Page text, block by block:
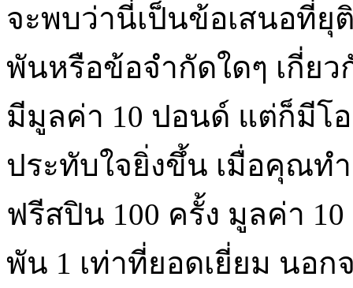
จะพบว่านี่เป็นข้อเสนอที่ยุ
พันหรือข้อจำกัดใดๆ เกี่ย
มีมูลค่า 10 ปอนด์ แต่ก็มีโ
ประทับใจยิ่งขึ้น เมื่อคุณ
ฟรีสปิน 100 ครั้ง มูลค่า
พัน 1 เท่าที่ยอดเยี่ยม นอ